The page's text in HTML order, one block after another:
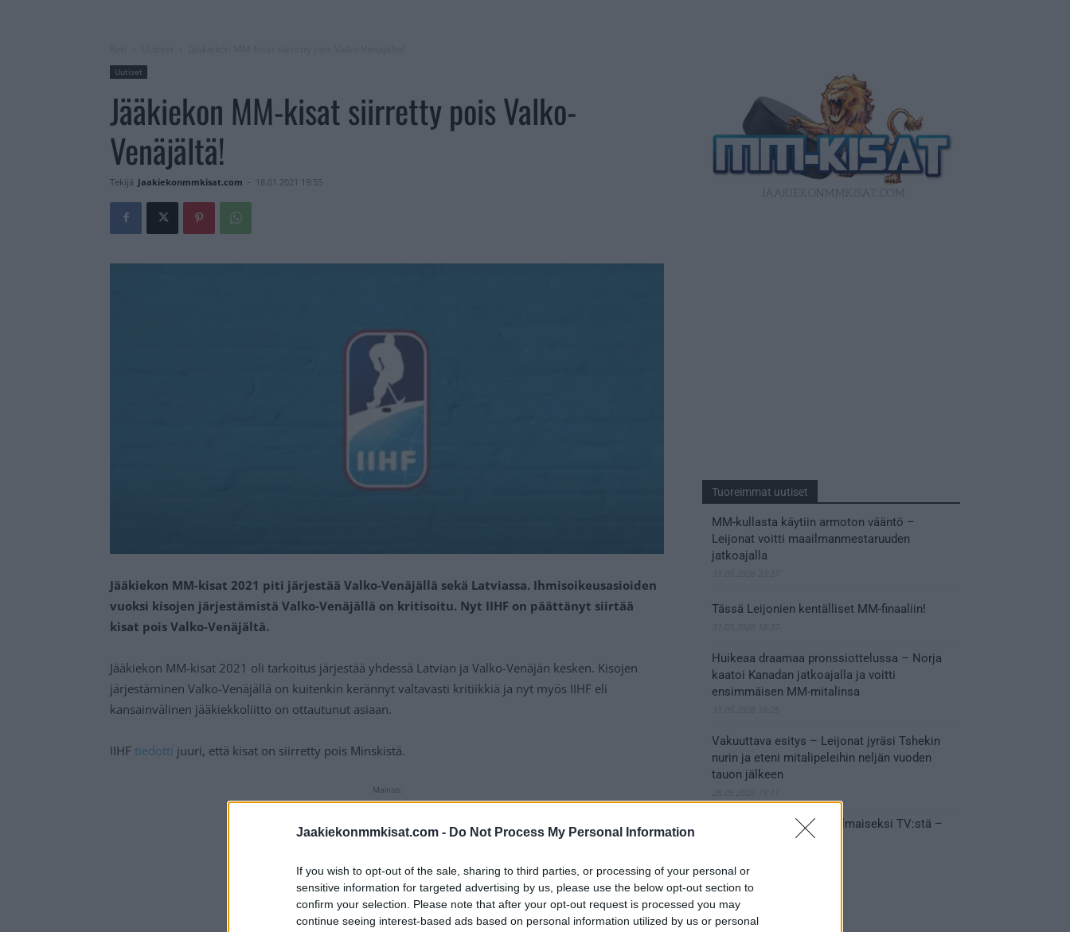
Jaakiekonmmkisat.com - Do Not Process My Personal Information
If you wish to opt-out of the sale, sharing to third parties, or processing of your personal or
sensitive information for targeted advertising by us, please use the below opt-out section to
confirm your selection. Please note that after your opt-out request is processed you may
continue seeing interest-based ads based on personal information utilized by us or personal
Uutiset
Jääkiekon MM-kisat siirretty pois Valko-
Venäjältä!
Tekijä Jaakiekonmmkisat.com - 18.01.2021 19:55
Jääkiekon MM-kisat 2021 piti järjestää Valko-Venäjällä sekä Latviassa. Ihmisoikeusasioiden
vuoksi kisojen järjestämistä Valko-Venäjällä on kritisoitu. Nyt IIHF on päättänyt siirtää
kisat pois Valko-Venäjältä.
Jääkiekon MM-kisat 2021 oli tarkoitus järjestää yhdessä Latvian ja Valko-Venäjän kesken. Kisojen
järjestäminen Valko-Venäjällä on kuitenkin kerännyt valtavasti kritiikkiä ja nyt myös IIHF eli
kansainvälinen jääkiekkoliitto on ottautunut asiaan.
IIHF tiedotti juuri, että kisat on siirretty pois Minskistä.
Mainos:
Tuoreimmat uutiset
MM-kullasta käytiin armoton vääntö –
Leijonat voitti maailmanmestaruuden
jatkoajalla
Tässä Leijonien kentälliset MM-finaaliin!
Huikeaa draamaa pronssiottelussa – Norja
kaatoi Kanadan jatkoajalla ja voitti
ensimmäisen MM-mitalinsa
Vakuuttava esitys – Leijonat jyräsi Tshekin
nurin ja eteni mitalipeleihin neljän vuoden
tauon jälkeen
Suomi – Tshekki näkyy ilmaiseksi TV:stä –
näin aukeaa live stream